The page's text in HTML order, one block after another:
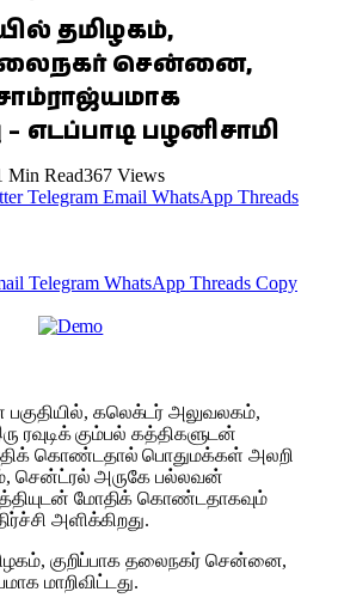
தமிழகம்,
தலைநகர் சென்னை,
எடப்பாடி பழனிசாமி
Min Read367 Views
Telegram Email WhatsApp Threads
Telegram WhatsApp Threads Copy
கலெக்டர் அலுவலகம்,
ரவுடிக் கும்பல் கத்திகளுடன்
கொண்டதால் பொதுமக்கள் அலறி
சென்ட்ரல் அருகே பல்லவன்
மோதிக் கொண்டதாகவும்
அளிக்கிறது.
குறிப்பாக தலைநகர் சென்னை,
மாறிவிட்டது.